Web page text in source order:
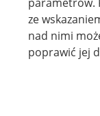
ze
nad nimi
poprawić jej